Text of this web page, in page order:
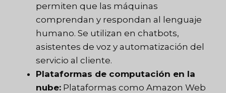
permiten que las máquinas
comprendan y respondan al lenguaje
humano. Se utilizan en chatbots,
asistentes de voz y automatización del
servicio al cliente.
Plataformas de computación en la
nube: Plataformas como Amazon Web